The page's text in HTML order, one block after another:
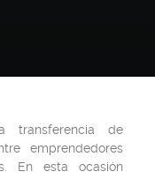
transferencia de
emprendedores
En esta ocasión